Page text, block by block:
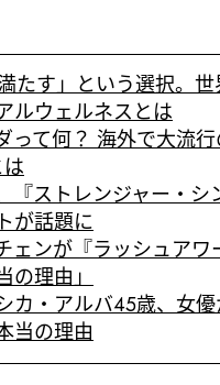
たす」という選択。世
ルウェルネスとは
って何？ 海外で大流
『ストレンジャー・シ
が話題に
ェンが『ラッシュアワ
の理由」
カ・アルバ45歳、女
当の理由